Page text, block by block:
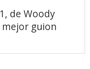
de Woody
mejor guion